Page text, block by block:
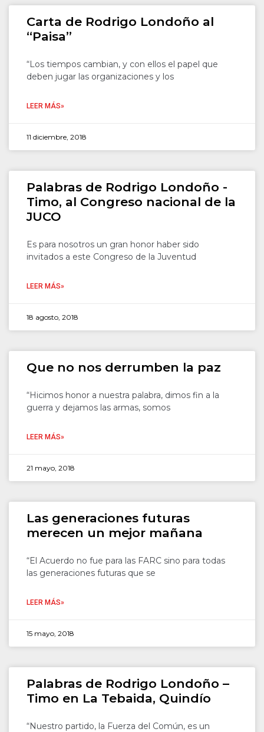
Carta de Rodrigo Londoño al
“Paisa”
“Los tiempos cambian, y con ellos el papel que
deben jugar las organizaciones y los
LEER MÁS»
11 diciembre, 2018
Palabras de Rodrigo Londoño -
Timo, al Congreso nacional de la
JUCO
Es para nosotros un gran honor haber sido
invitados a este Congreso de la Juventud
LEER MÁS»
18 agosto, 2018
Que no nos derrumben la paz
“Hicimos honor a nuestra palabra, dimos fin a la
guerra y dejamos las armas, somos
LEER MÁS»
21 mayo, 2018
Las generaciones futuras
merecen un mejor mañana
“El Acuerdo no fue para las FARC sino para todas
las generaciones futuras que se
LEER MÁS»
15 mayo, 2018
Palabras de Rodrigo Londoño –
Timo en La Tebaida, Quindío
“Nuestro partido, la Fuerza del Común, es un